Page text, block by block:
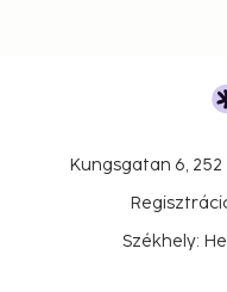
Kungsgatan 6, 252
Székhely: